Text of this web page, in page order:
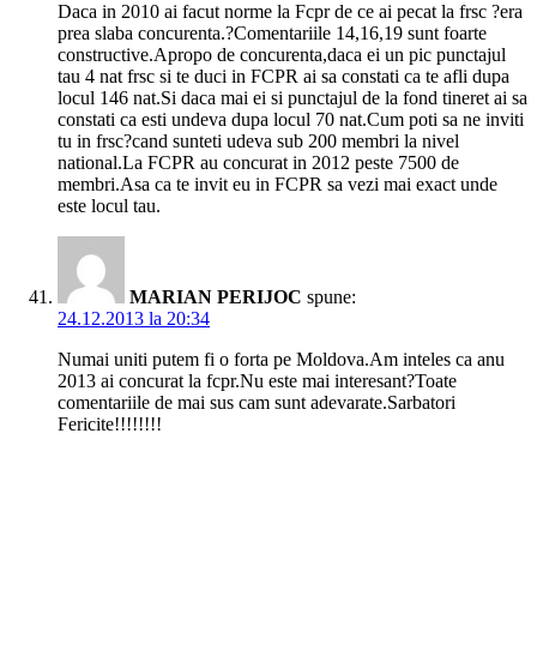
Daca in 2010 ai facut norme la Fcpr de ce ai pecat la frsc ?era
prea slaba concurenta.?Comentariile 14,16,19 sunt foarte
constructive.Apropo de concurenta,daca ei un pic punctajul
tau 4 nat frsc si te duci in FCPR ai sa constati ca te afli dupa
locul 146 nat.Si daca mai ei si punctajul de la fond tineret ai sa
constati ca esti undeva dupa locul 70 nat.Cum poti sa ne inviti
tu in frsc?cand sunteti udeva sub 200 membri la nivel
national.La FCPR au concurat in 2012 peste 7500 de
membri.Asa ca te invit eu in FCPR sa vezi mai exact unde
este locul tau.
MARIAN PERIJOC spune:
24.12.2013 la 20:34
Numai uniti putem fi o forta pe Moldova.Am inteles ca anu
2013 ai concurat la fcpr.Nu este mai interesant?Toate
comentariile de mai sus cam sunt adevarate.Sarbatori
Fericite!!!!!!!!